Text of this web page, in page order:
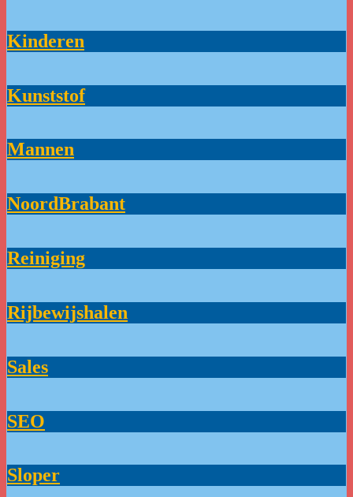
Kinderen
Kunststof
Mannen
NoordBrabant
Reiniging
Rijbewijshalen
Sales
SEO
Sloper